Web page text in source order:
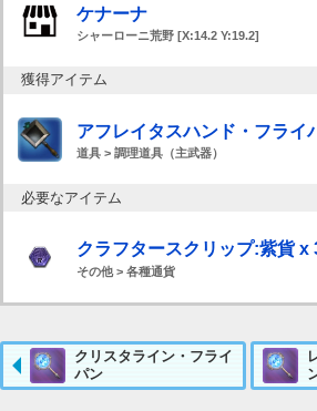
ケナーナ
シャーローニ荒野 [X:14.2 Y:19.2]
獲得アイテム
アフレイタスハンド・フライ
道具 > 調理道具（主武器）
必要なアイテム
クラフタースクリップ:紫貨 x
その他 > 各種通貨
クリスタライン・フライ
パン